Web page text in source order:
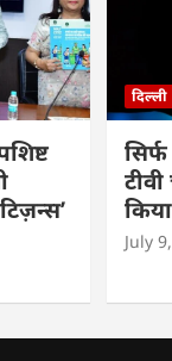
दिल्ली
July